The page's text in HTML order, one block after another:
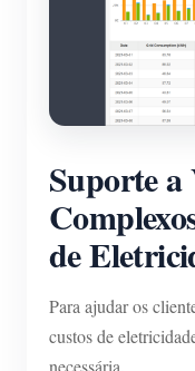
Suporte a
de
Para ajudar os
custos de